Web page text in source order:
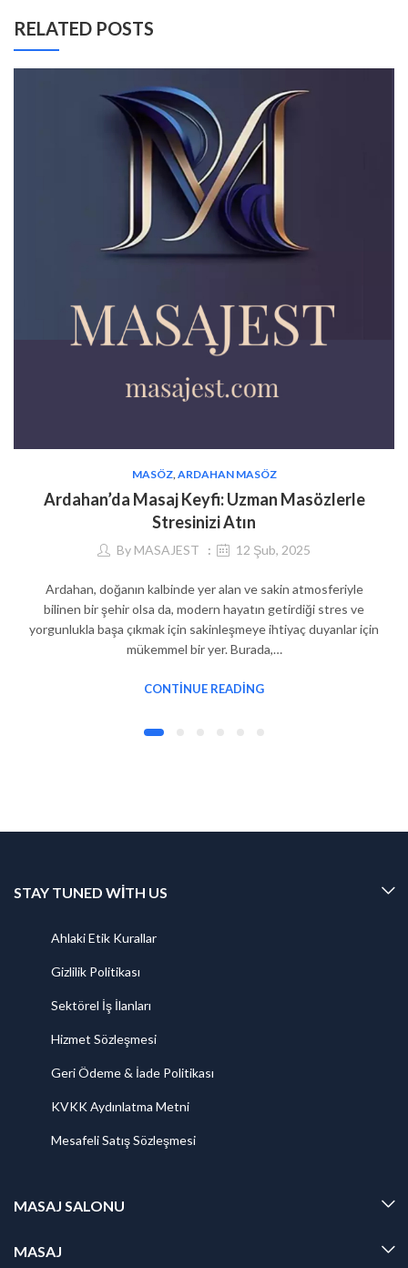
RELATED POSTS
MASÖZ, ARDAHAN MASÖZ
Ardahan’da Masaj Keyfi: Uzman Masözlerle
Stresinizi Atın
By MASAJEST 12 Şub, 2025
Ardahan, doğanın kalbinde yer alan ve sakin atmosferiyle
bilinen bir şehir olsa da, modern hayatın getirdiği stres ve
yorgunlukla başa çıkmak için sakinleşmeye ihtiyaç duyanlar için
mükemmel bir yer. Burada,…
CONTINUE READING
STAY TUNED WITH US
Ahlaki Etik Kurallar
Gizlilik Politikası
Sektörel İş İlanları
Hizmet Sözleşmesi
Geri Ödeme & İade Politikası
KVKK Aydınlatma Metni
Mesafeli Satış Sözleşmesi
MASAJ SALONU
MASAJ